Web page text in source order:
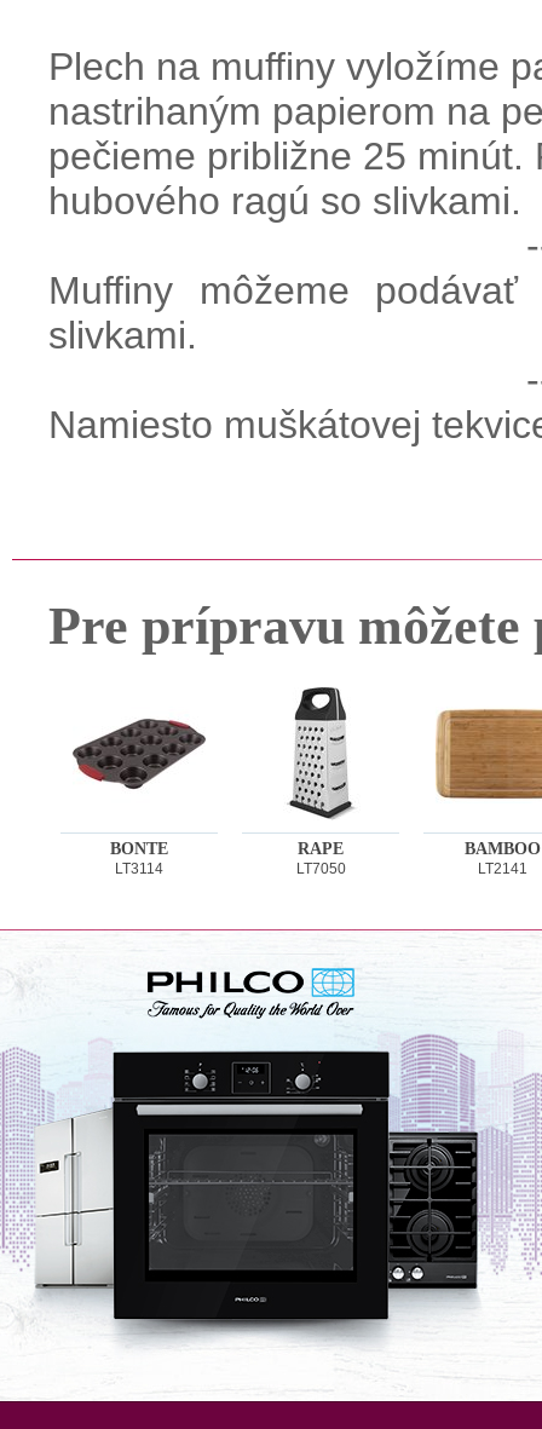
Plech na muffiny vyložíme
nastrihaným papierom na
pečieme približne 25
hubového ragú so slivkami.
Muffiny môžeme
slivkami.
Namiesto muškátovej
Pre prípravu
BONTE
LT3114
RAPE
LT7050
BAMBOO
LT2141